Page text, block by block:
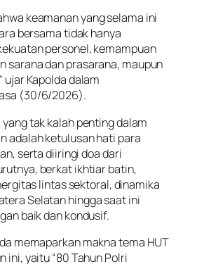
keamanan yang selama ini
bersama tidak hanya
personel, kemampuan
sarana dan prasarana, maupun
ujar Kapolda dalam
(30/6/2026).
tak kalah penting dalam
adalah ketulusan hati para
serta diiringi doa dari
berkat ikhtiar batin,
lintas sektoral, dinamika
Selatan hingga saat ini
baik dan kondusif.
memaparkan makna tema HUT
ini, yaitu “80 Tahun Polri